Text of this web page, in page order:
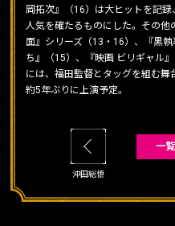
岡拓次』（16）は大ヒットを記
人気を確たるものにした。その
面』シリーズ（13・16）、『黒
ち』（15）、『映画 ビリギャル
には、福田監督とタッグを組む
約5年ぶりに上演予定。
沖田総悟
一